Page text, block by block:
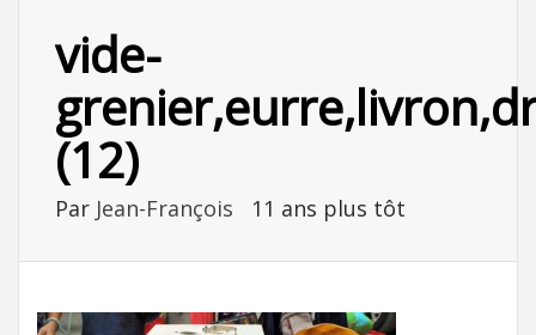
vide-
(12)
Par Jean-François 11 ans plus tôt